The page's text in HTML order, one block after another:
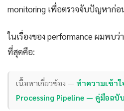
monitoring เพื่อตรวจจับปัญหาก่อ
ในเรื่องของ performance ผมพบ
ที่สุดคือ:
เนื้อหาเกี่ยวข้อง — ทำความเข้าใ
Processing Pipeline — คู่มือฉ